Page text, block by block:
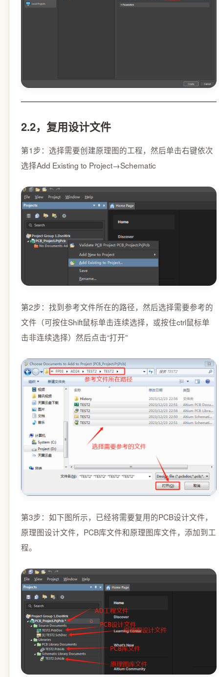
2.2，复用设计文件
第1步：选择需要创建原理图的工程，然后单击右键依次
选择Add Existing to Project→Schematic
第2步：找到参考文件所在的路径，然后选择需要参考的
文件（可按住Shift鼠标单击连续选择，或按住ctrl鼠标单
击非连续选择）然后点击“打开”
第3步：如下图所示，已经将需要复用的PCB设计文件，
原理图设计文件，PCB库文件和原理图库文件，添加到工
程。